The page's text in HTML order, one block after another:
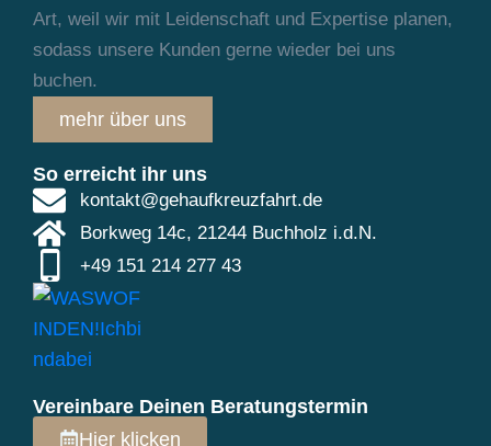
Art, weil wir mit Leidenschaft und Expertise planen,
sodass unsere Kunden gerne wieder bei uns
buchen.
mehr über uns
So erreicht ihr uns
kontakt@gehaufkreuzfahrt.de
Borkweg 14c, 21244 Buchholz i.d.N.
+49 151 214 277 43
Vereinbare Deinen Beratungstermin
Hier klicken